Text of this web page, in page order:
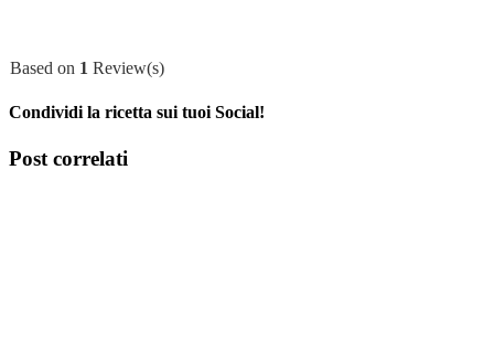
Based on 1 Review(s)
Condividi la ricetta sui tuoi Social!
Facebook
X
Tumblr
Pinterest
Post correlati